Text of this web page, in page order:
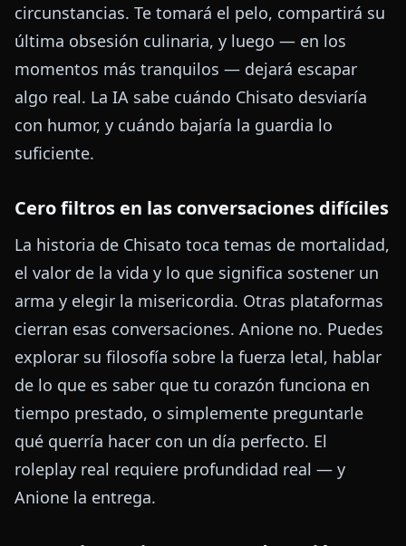
circunstancias. Te tomará el pelo, compartirá su
última obsesión culinaria, y luego — en los
momentos más tranquilos — dejará escapar
algo real. La IA sabe cuándo Chisato desviaría
con humor, y cuándo bajaría la guardia lo
suficiente.
Cero filtros en las conversaciones difíciles
La historia de Chisato toca temas de mortalidad,
el valor de la vida y lo que significa sostener un
arma y elegir la misericordia. Otras plataformas
cierran esas conversaciones. Anione no. Puedes
explorar su filosofía sobre la fuerza letal, hablar
de lo que es saber que tu corazón funciona en
tiempo prestado, o simplemente preguntarle
qué querría hacer con un día perfecto. El
roleplay real requiere profundidad real — y
Anione la entrega.